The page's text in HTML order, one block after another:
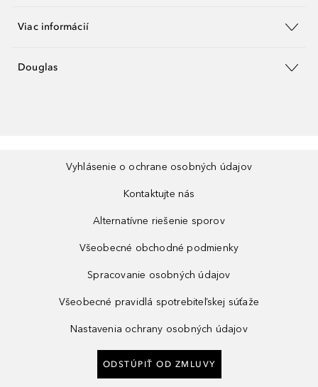
Viac informácií
Douglas
Vyhlásenie o ochrane osobných údajov
Kontaktujte nás
Alternatívne riešenie sporov
Všeobecné obchodné podmienky
Spracovanie osobných údajov
Všeobecné pravidlá spotrebiteľskej súťaže
Nastavenia ochrany osobných údajov
ODSTÚPIŤ OD ZMLUVY